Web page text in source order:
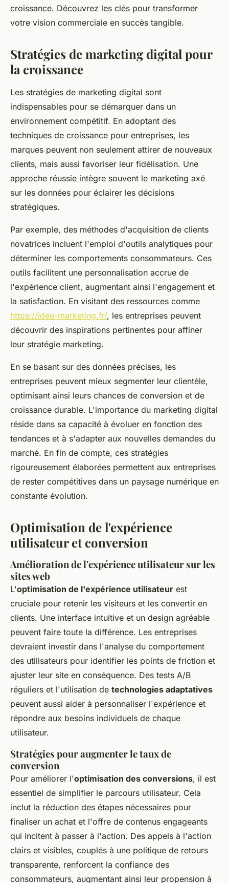
croissance. Découvrez les clés pour transformer
votre vision commerciale en succès tangible.
Stratégies de marketing digital pour
la croissance
Les stratégies de marketing digital sont
indispensables pour se démarquer dans un
environnement compétitif. En adoptant des
techniques de croissance pour entreprises, les
marques peuvent non seulement attirer de nouveaux
clients, mais aussi favoriser leur fidélisation. Une
approche réussie intègre souvent le marketing axé
sur les données pour éclairer les décisions
stratégiques.
Par exemple, des méthodes d'acquisition de clients
novatrices incluent l'emploi d'outils analytiques pour
déterminer les comportements consommateurs. Ces
outils facilitent une personnalisation accrue de
l'expérience client, augmentant ainsi l'engagement et
la satisfaction. En visitant des ressources comme
https://idee-marketing.fr/, les entreprises peuvent
découvrir des inspirations pertinentes pour affiner
leur stratégie marketing.
En se basant sur des données précises, les
entreprises peuvent mieux segmenter leur clientèle,
optimisant ainsi leurs chances de conversion et de
croissance durable. L'importance du marketing digital
réside dans sa capacité à évoluer en fonction des
tendances et à s'adapter aux nouvelles demandes du
marché. En fin de compte, ces stratégies
rigoureusement élaborées permettent aux entreprises
de rester compétitives dans un paysage numérique en
constante évolution.
Optimisation de l'expérience
utilisateur et conversion
Amélioration de l'expérience utilisateur sur les
sites web
L'optimisation de l'expérience utilisateur est
cruciale pour retenir les visiteurs et les convertir en
clients. Une interface intuitive et un design agréable
peuvent faire toute la différence. Les entreprises
devraient investir dans l'analyse du comportement
des utilisateurs pour identifier les points de friction et
ajuster leur site en conséquence. Des tests A/B
réguliers et l'utilisation de technologies adaptatives
peuvent aussi aider à personnaliser l'expérience et
répondre aux besoins individuels de chaque
utilisateur.
Stratégies pour augmenter le taux de
conversion
Pour améliorer l'optimisation des conversions, il est
essentiel de simplifier le parcours utilisateur. Cela
inclut la réduction des étapes nécessaires pour
finaliser un achat et l'offre de contenus engageants
qui incitent à passer à l'action. Des appels à l'action
clairs et visibles, couplés à une politique de retours
transparente, renforcent la confiance des
consommateurs, augmentant ainsi leur propension à